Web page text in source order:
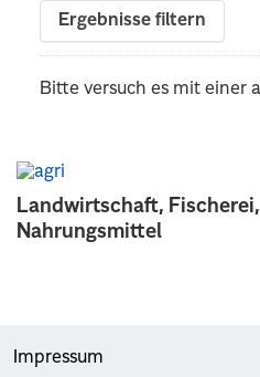
Landwirtschaft,
Nahrungsmittel
Ergebnisse filtern
Bitte versuch es mit einer
Impressum